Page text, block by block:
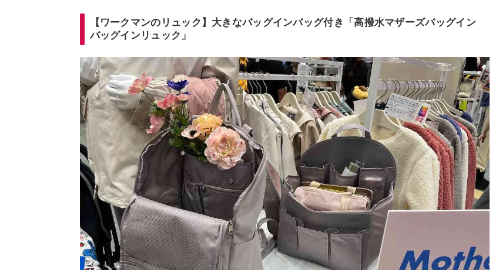
【ワークマンのリュック】大きなバッグインバッグ付き「高撥水マザーズバッグイン
バッグインリュック」